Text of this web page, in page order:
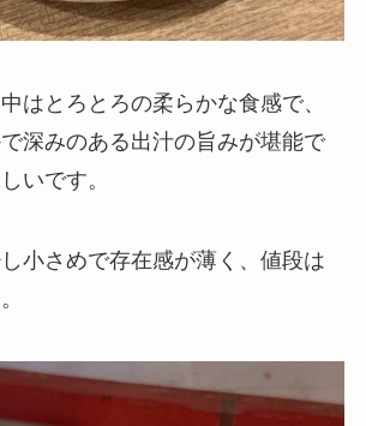
はとろとろの柔らかな食感で、
深みのある出汁の旨みが堪能で
いです。
小さめで存在感が薄く、値段は